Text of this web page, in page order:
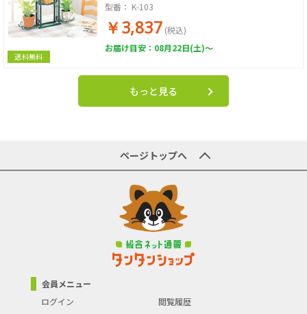
送料無料
型番： K-103_
￥3,837 (税込)
お届け目安：08月22日(土)～
もっと見る
ページトップへ
会員メニュー
ログイン
閲覧履歴